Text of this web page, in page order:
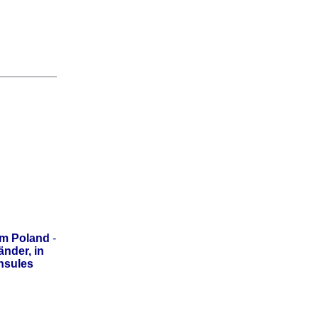
Poland -
in